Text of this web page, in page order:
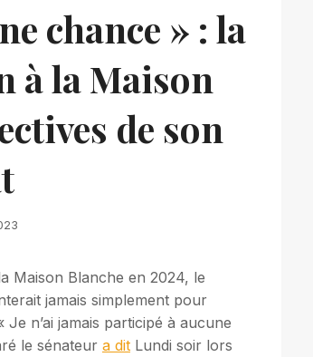
chance » : la
à la Maison
de son
Maison Blanche en 2024, le
jamais simplement pour
Je n’ai jamais participé à aucune
le sénateur a dit Lundi soir lors